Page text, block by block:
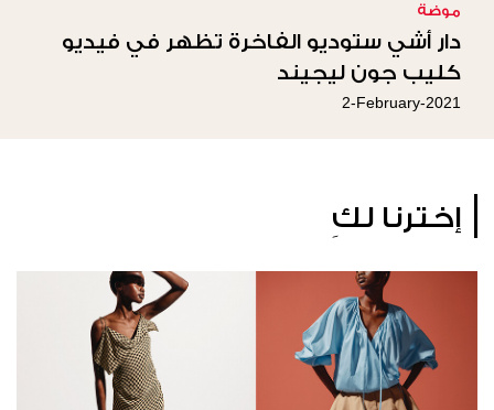
موضة
دار أشي ستوديو الفاخرة تظهر في فيديو
كليب جون ليجيند
2-February-2021
إخترنا لكِ